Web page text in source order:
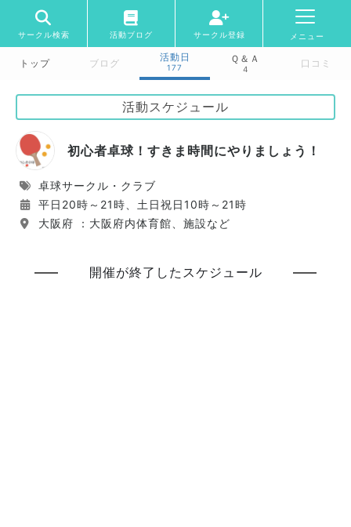
サークル検索 活動ブログ サークル登録 メニュー
トップ ブログ
活動日
177
Ｑ＆Ａ
4 口コミ
活動スケジュール
初心者卓球！すきま時間にやりましょう！
卓球サークル・クラブ
平日20時～21時、土日祝日10時～21時
大阪府 ：大阪府内体育館、施設など
開催が終了したスケジュール